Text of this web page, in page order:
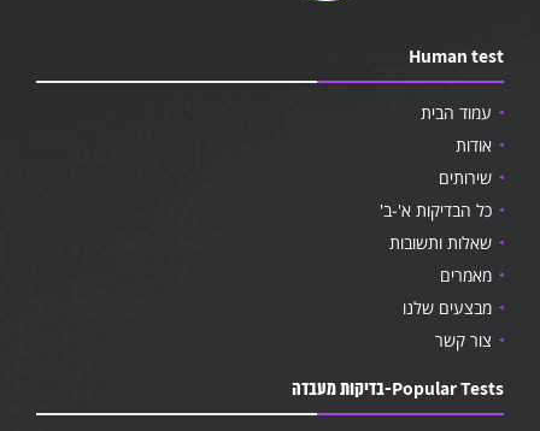
Human test
עמוד הבית
אודות
שירותים
כל הבדיקות א'-ב'
שאלות ותשובות
מאמרים
מבצעים שלנו
צור קשר
Popular Tests-בדיקות מעבדה